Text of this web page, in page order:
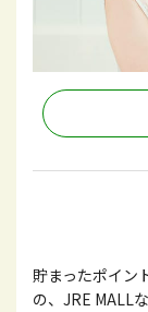
貯まったポイン
の、JRE MALL